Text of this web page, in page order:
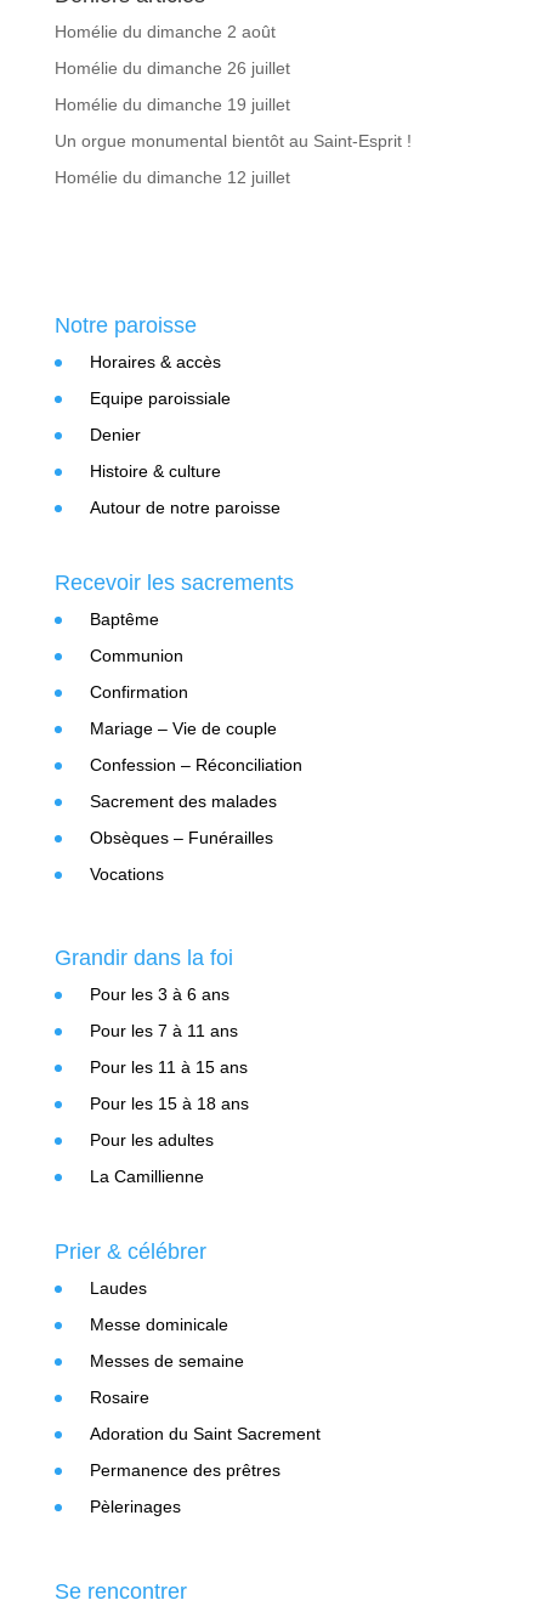
Homélie du dimanche 2 août
Homélie du dimanche 26 juillet
Homélie du dimanche 19 juillet
Un orgue monumental bientôt au Saint-Esprit !
Homélie du dimanche 12 juillet
Notre paroisse
Horaires & accès
Equipe paroissiale
Denier
Histoire & culture
Autour de notre paroisse
Recevoir les sacrements
Baptême
Communion
Confirmation
Mariage – Vie de couple
Confession – Réconciliation
Sacrement des malades
Obsèques – Funérailles
Vocations
Grandir dans la foi
Pour les 3 à 6 ans
Pour les 7 à 11 ans
Pour les 11 à 15 ans
Pour les 15 à 18 ans
Pour les adultes
La Camillienne
Prier & célébrer
Laudes
Messe dominicale
Messes de semaine
Rosaire
Adoration du Saint Sacrement
Permanence des prêtres
Pèlerinages
Se rencontrer